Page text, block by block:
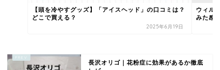
【頭を冷やすグッズ】「アイスヘッド」の口コミは？
どこで買える？
2025年6月19日
ウィル
みた感
長沢オリゴ｜花粉症に効果があるか徹底